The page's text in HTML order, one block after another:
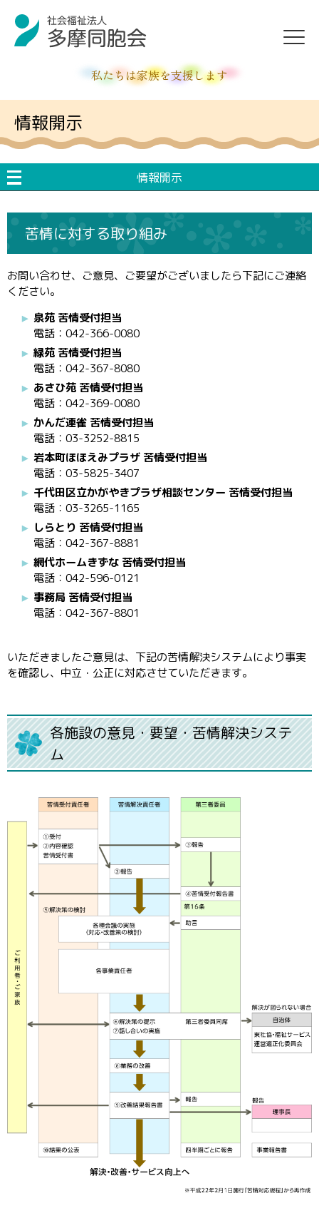
私たちは家族を支援します
情報開示
情報開示
苦情に対する取り組み
お問い合わせ、ご意見、ご要望がございましたら下記にご連絡
ください。
泉苑 苦情受付担当
電話：042-366-0080
緑苑 苦情受付担当
電話：042-367-8080
あさひ苑 苦情受付担当
電話：042-369-0080
かんだ連雀 苦情受付担当
電話：03-3252-8815
岩本町ほほえみプラザ 苦情受付担当
電話：03-5825-3407
千代田区立かがやきプラザ相談センター 苦情受付担当
電話：03-3265-1165
しらとり 苦情受付担当
電話：042-367-8881
網代ホームきずな 苦情受付担当
電話：042-596-0121
事務局 苦情受付担当
電話：042-367-8801
いただきましたご意見は、下記の苦情解決システムにより事実
を確認し、中立・公正に対応させていただきます。
各施設の意見・要望・苦情解決システ
ム